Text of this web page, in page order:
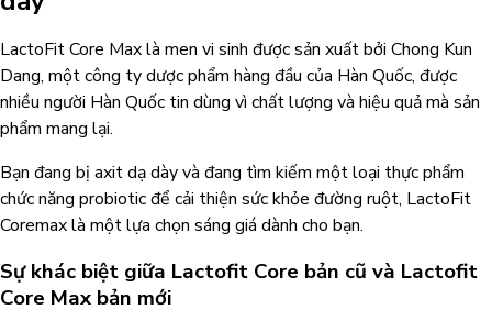
LactoFit Core Max là men vi sinh được sản xuất bởi Chong Kun
Dang, một công ty dược phẩm hàng đầu của Hàn Quốc, được
nhiều người Hàn Quốc tin dùng vì chất lượng và hiệu quả mà sản
phẩm mang lại.
Bạn đang bị axit dạ dày và đang tìm kiếm một loại thực phẩm
chức năng probiotic để cải thiện sức khỏe đường ruột, LactoFit
Coremax là một lựa chọn sáng giá dành cho bạn.
Sự khác biệt giữa Lactofit Core bản cũ và Lactofit
Core Max bản mới